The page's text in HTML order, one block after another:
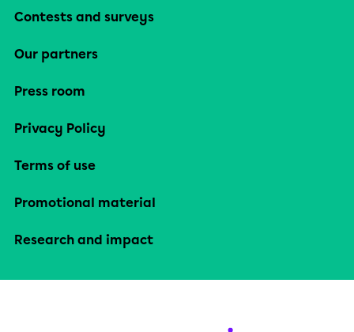
Contests and surveys
Our partners
Press room
Privacy Policy
Terms of use
Promotional material
Research and impact